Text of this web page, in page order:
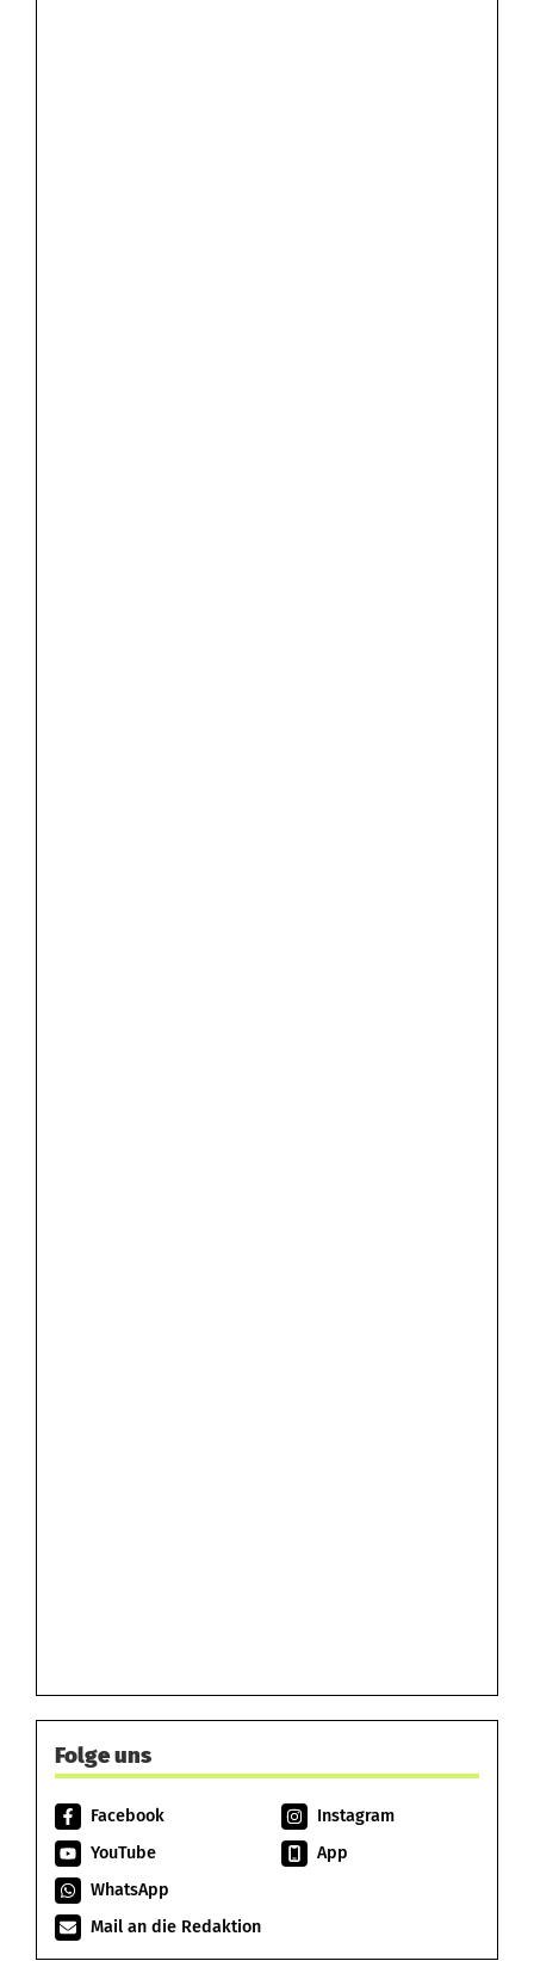
Folge uns
Facebook
Instagram
YouTube
App
WhatsApp
Mail an die Redaktion